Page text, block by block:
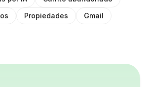
Propiedades Gmail